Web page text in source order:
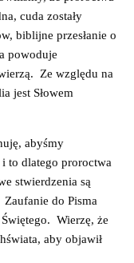
cuda zostały
biblijne przesłanie o
powoduje
Ze względu na
jest Słowem
abyśmy
to dlatego proroctwa
stwierdzenia są
Zaufanie do Pisma
Wierzę, że
aby objawił